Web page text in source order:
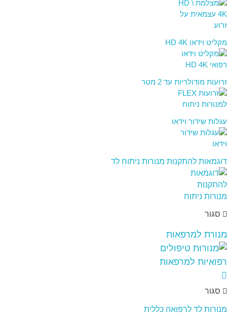
מקליט וידאו HD 4K
זרועות מודולריות עד 2 מטר
עגלות שידור וידאו
דוגמאות להתקנות מנורות ניתוח לד
סגור
מנורת למרפאות
סגור
מנורות לד לרפואה כללית